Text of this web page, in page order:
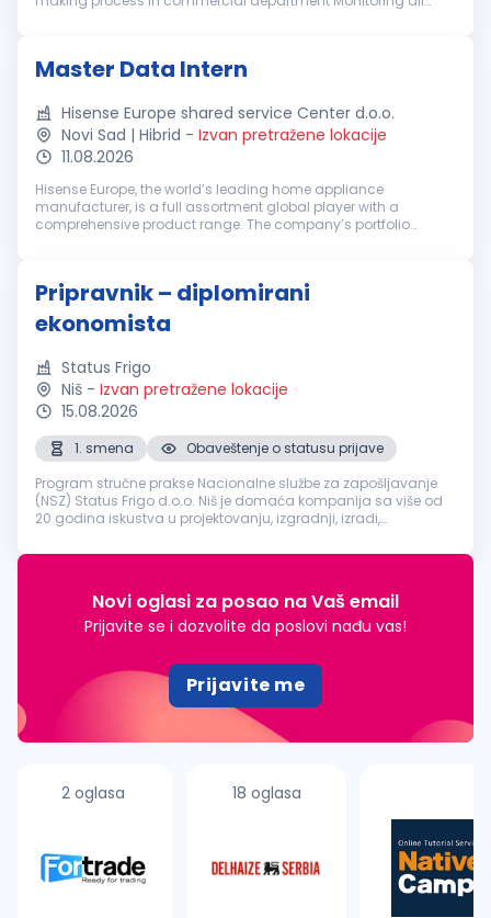
Master Data Intern
Hisense Europe shared service Center d.o.o.
Novi Sad | Hibrid - Izvan pretražene lokacije
11.08.2026
Hisense Europe, the world’s leading home appliance
manufacturer, is a full assortment global player with a
comprehensive product range. The company’s portfolio
Pripravnik – diplomirani
ekonomista
Status Frigo
Niš - Izvan pretražene lokacije
15.08.2026
1. smena
Obaveštenje o statusu prijave
Program stručne prakse Nacionalne službe za zapošljavanje
(NSZ) Status Frigo d.o.o. Niš je domaća kompanija sa više od
20 godina iskustva u projektovanju, izgradnji, izradi,
Sarađujemo sa vo...
Novi oglasi za posao na Vaš email
Prijavite se i dozvolite da poslovi nađu vas!
Prijavite me
2 oglasa 18 oglasa